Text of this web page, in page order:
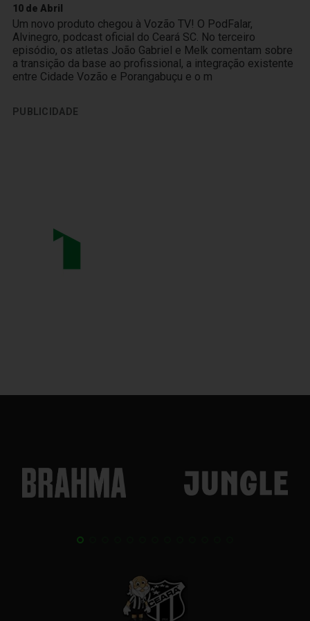
10 de Abril
Um novo produto chegou à Vozão TV! O PodFalar,
Alvinegro, podcast oficial do Ceará SC. No terceiro
episódio, os atletas João Gabriel e Melk comentam sobre
a transição da base ao profissional, a integração existente
entre Cidade Vozão e Porangabuçu e o m
PUBLICIDADE